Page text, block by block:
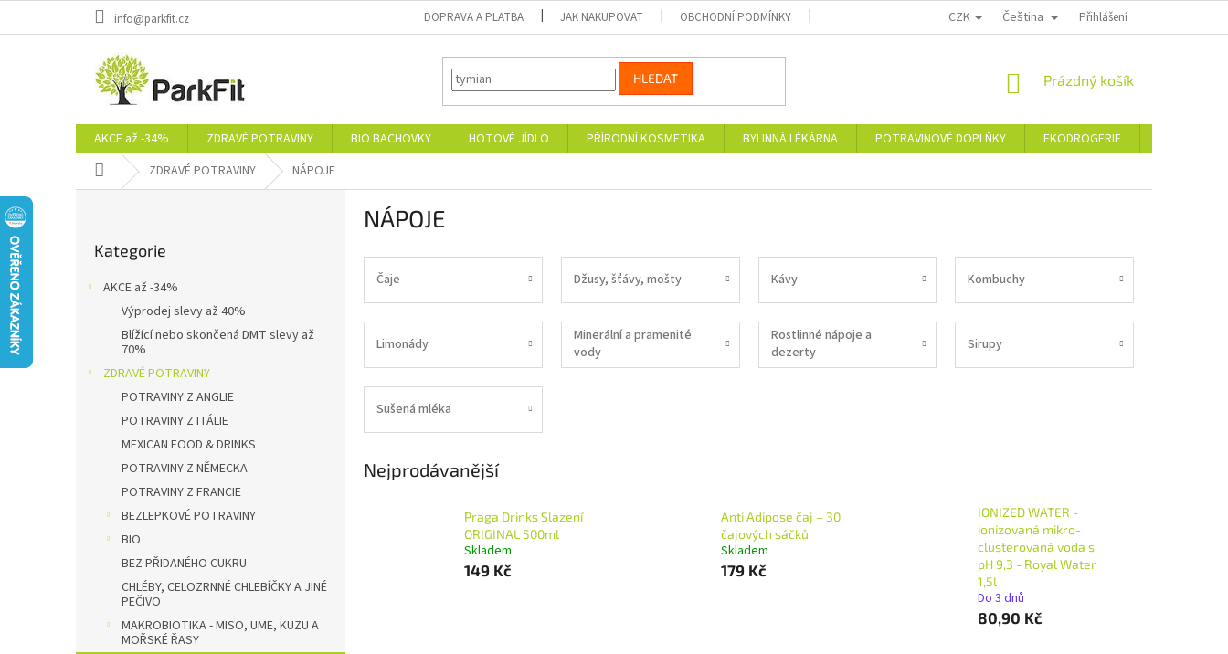
info@parkfit.cz DOPRAVA A PLATBA JAK NAKUPOVAT OBCHODNÍ PODMÍNKY PODMÍNKY OCHRANY OSOBNÍCH ÚDAJŮ MOJE OBJEDNÁVKA
CZK Čeština Přihlášení
HLEDAT
NÁKUPNÍ
Prázdný košík
AKCE až -34% ZDRAVÉ POTRAVINY BIO BACHOVKY HOTOVÉ JÍDLO PŘÍRODNÍ KOSMETIKA BYLINNÁ LÉKÁRNA POTRAVINOVÉ DOPLŇKY EKODROGERIE
Domů ZDRAVÉ POTRAVINY NÁPOJE
kategorie
Kategorie
AKCE až -34%
Výprodej slevy až 40%
Blížící nebo skončená DMT slevy až
70%
ZDRAVÉ POTRAVINY
POTRAVINY Z ANGLIE
POTRAVINY Z ITÁLIE
MEXICAN FOOD & DRINKS
POTRAVINY Z NĚMECKA
POTRAVINY Z FRANCIE
BEZLEPKOVÉ POTRAVINY
BIO
BEZ PŘIDANÉHO CUKRU
CHLÉBY, CELOZRNNÉ CHLEBÍČKY A JINÉ
PEČIVO
MAKROBIOTIKA - MISO, UME, KUZU A
MOŘSKÉ ŘASY
NÁPOJE
Čaje Džusy, šťávy, mošty Kávy Kombuchy
Limonády
Minerální a pramenité
vody
Rostlinné nápoje a
dezerty
Sirupy
Sušená mléka
Nejprodávanější
Praga Drinks Slazení
ORIGINAL 500ml
Skladem
149 Kč
Anti Adipose čaj – 30
čajových sáčků
Skladem
179 Kč
IONIZED WATER -
ionizovaná mikro-
clusterovaná voda s
pH 9,3 - Royal Water
1,5l
Do 3 dnů
80,90 Kč